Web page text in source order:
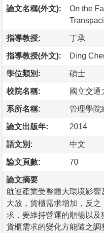
論文名稱(外文):
On the
指導教授: 丁承
指導教授(外文): Ding
學位類別: 碩士
校院名稱: 國立交通
系所名稱: 管理學院
論文出版年: 2014
語文別: 中文
論文頁數: 70
論文摘要
航運產業受整體大環境影
大放，貨櫃需求增加，反
求，要維持營運的順暢以
貨櫃需求的變化方能隨之